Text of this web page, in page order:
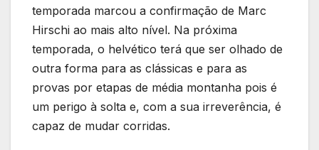
temporada marcou a confirmação de Marc
Hirschi ao mais alto nível. Na próxima
temporada, o helvético terá que ser olhado de
outra forma para as clássicas e para as
provas por etapas de média montanha pois é
um perigo à solta e, com a sua irreverência, é
capaz de mudar corridas.